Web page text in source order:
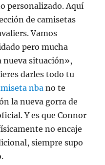
personalizado. Aquí
de camisetas
Vamos
pero mucha
nueva situación»,
darles todo tu
nba no te
la nueva gorra de
Y es que Connor
no encaje
siempre supo